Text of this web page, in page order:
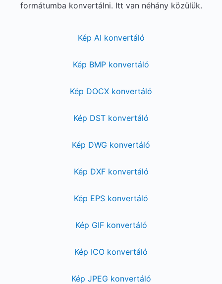
formátumba konvertálni. Itt van néhány közülük.
Kép AI konvertáló
Kép BMP konvertáló
Kép DOCX konvertáló
Kép DST konvertáló
Kép DWG konvertáló
Kép DXF konvertáló
Kép EPS konvertáló
Kép GIF konvertáló
Kép ICO konvertáló
Kép JPEG konvertáló